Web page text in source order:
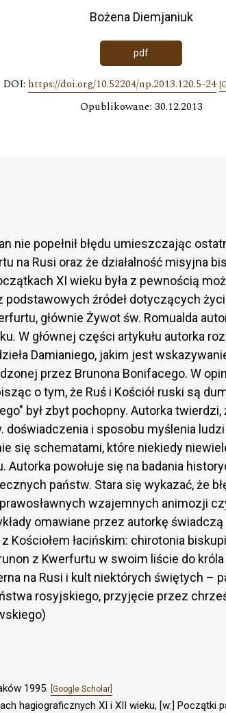
Bożena Diemjaniuk
pdf
DOI: https://doi.org/10.52204/np.2013.120.5-24
Opublikowane: 30.12.2013
nie popełnił błędu umieszczając
na Rusi oraz że działalność misyjna
XI wieku była z pewnością
źródeł dotyczących
głównie Żywot św. Romualda
W głównej części artykułu autorka
Damianiego, jakim jest
przez Brunona Bonifacego. W
o tym, że Ruś i Kościół ruski są
był zbyt pochopny. Autorka twierdzi,
doświadczenia i sposobu myślenia
się schematami, które niekiedy
powołuje się na badania
państw. Stara się wykazać, że
wzajemnych animozji
omawiane przez autorkę
Kościołem łacińskim: chirotonia
z Kwerfurtu w swoim liście do króla
na Rusi i kult niektórych świętych –
rosyjskiego, przyjęcie przez
1995. [Google Scholar]
hagiograficznych XI i XII wieku, [w:] Początki